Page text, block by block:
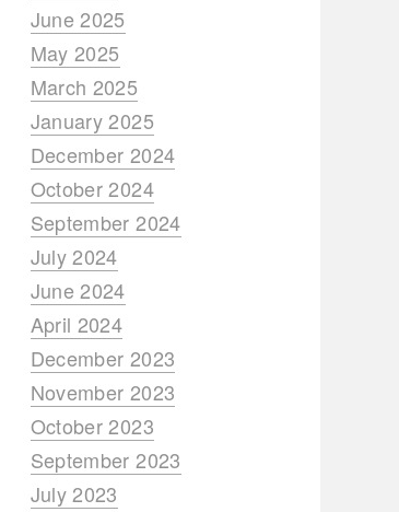
June 2025
May 2025
March 2025
January 2025
December 2024
October 2024
September 2024
July 2024
June 2024
April 2024
December 2023
November 2023
October 2023
September 2023
July 2023